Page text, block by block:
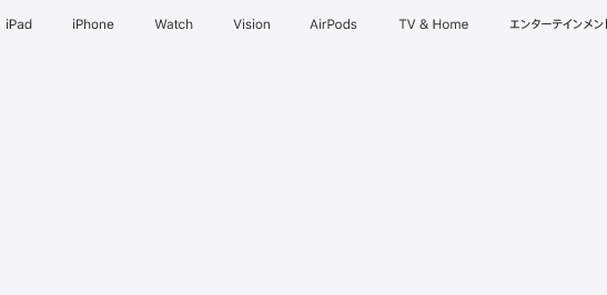
iPad iPhone Watch Vision AirPods TV & Home エンターテインメン